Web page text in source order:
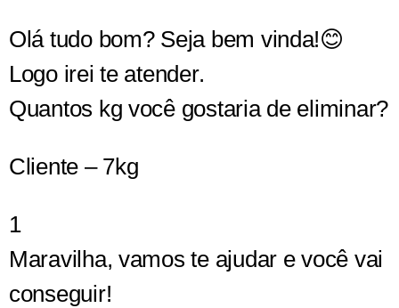
Olá tudo bom? Seja bem vinda!😊
Logo irei te atender.
Quantos kg você gostaria de eliminar?
Cliente – 7kg
1
Maravilha, vamos te ajudar e você vai
conseguir!